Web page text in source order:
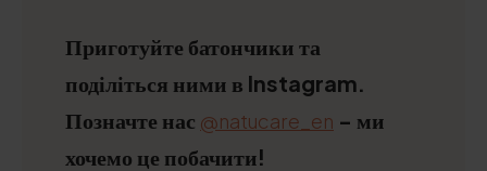
Приготуйте батончики та
поділіться ними в Instagram.
Позначте нас @natucare_en - ми
хочемо це побачити!